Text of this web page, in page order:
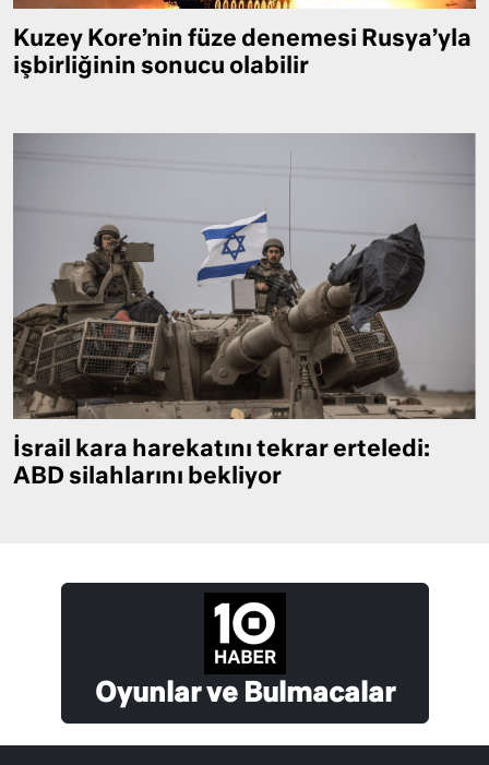
Kuzey Kore’nin füze denemesi Rusya’yla
işbirliğinin sonucu olabilir
İsrail kara harekatını tekrar erteledi:
ABD silahlarını bekliyor
Oyunlar ve Bulmacalar